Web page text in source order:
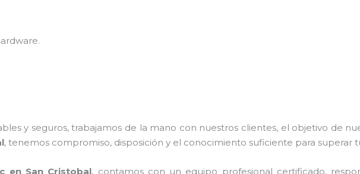
.
y seguros, trabajamos de la mano con nuestros clientes, el objetivo de
, tenemos compromiso, disposición y el conocimiento suficiente para superar
en San Cristobal, contamos con un equipo profesional certificado,